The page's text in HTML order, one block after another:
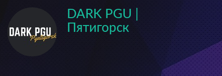
DARK PGU |
Пятигорск